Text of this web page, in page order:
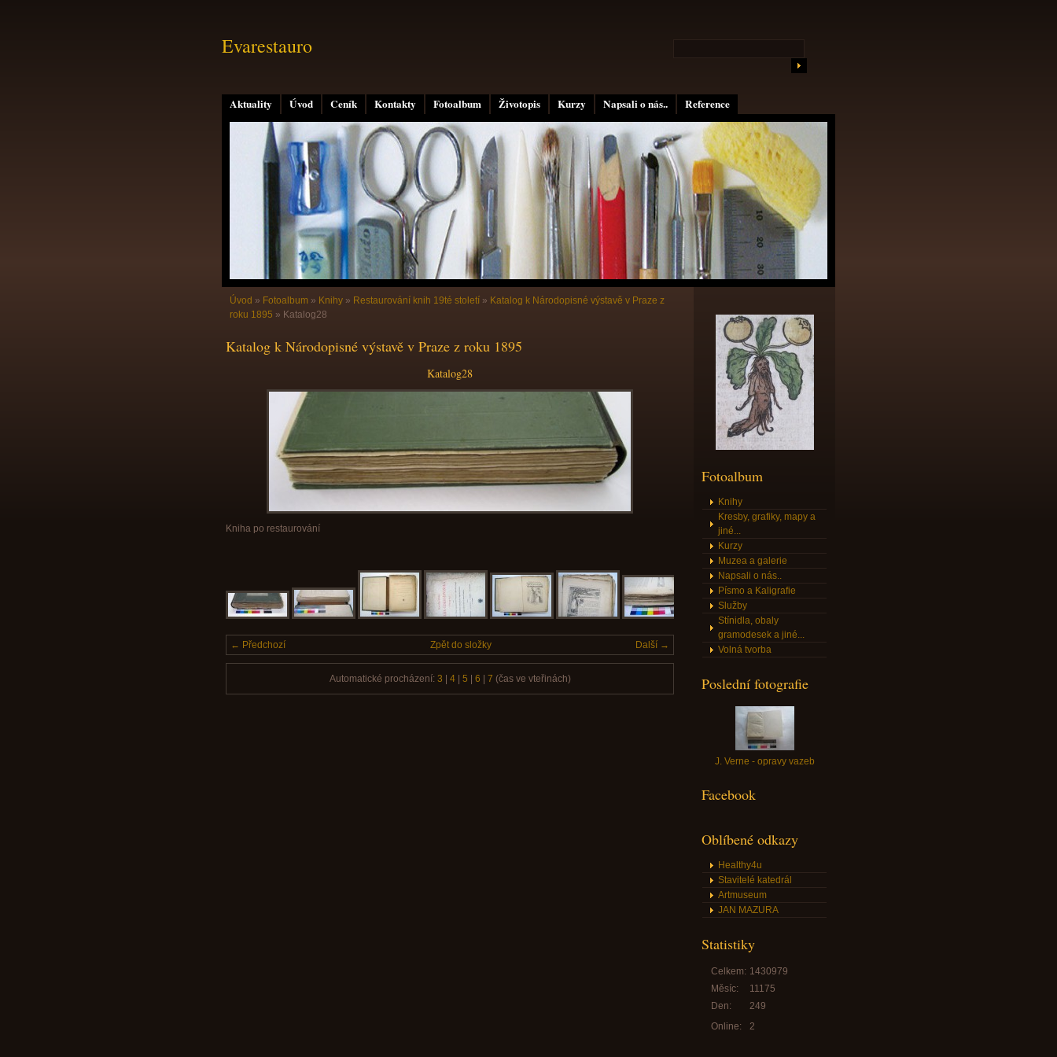
Aktuality Úvod Ceník Kontakty Fotoalbum Životopis Kurzy Napsali o nás.. Reference
Evarestauro
Úvod » Fotoalbum » Knihy » Restaurování knih 19té století » Katalog k Národopisné výstavě v Praze z
roku 1895 » Katalog28
Katalog k Národopisné výstavě v Praze z roku 1895
Katalog28
Kniha po restaurování
← Předchozí Další →
Zpět do složky
Automatické procházení: 3 4| 5 6 7 (čas ve vteřinách)
Fotoalbum
Knihy
Kresby, grafiky, mapy a
jiné...
Kurzy
Muzea a galerie
Napsali o nás..
Písmo a Kaligrafie
Služby
Stínidla, obaly
gramodesek a jiné...
Volná tvorba
Poslední fotografie
J. Verne - opravy vazeb
Facebook
Oblíbené odkazy
Healthy4u
Stavitelé katedrál
Artmuseum
JAN MAZURA
Statistiky
Online: 2
Celkem: 1430979
Měsíc:
11175
Den:
249